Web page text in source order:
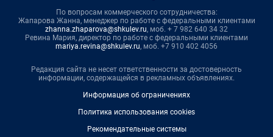
По вопросам коммерческого сотрудничества:
Жапарова Жанна, менеджер по работе с федеральными клиентами
zhanna.zhaparova@shkulev.ru, моб. + 7 982 640 34 32
Ревина Мария, директор по работе с федеральными клиентами
mariya.revina@shkulev.ru, моб. +7 910 402 4056
Редакция сайта не несет ответственности за достоверность
информации, содержащейся в рекламных объявлениях.
Информация об ограничениях
Политика использования cookies
Рекомендательные системы